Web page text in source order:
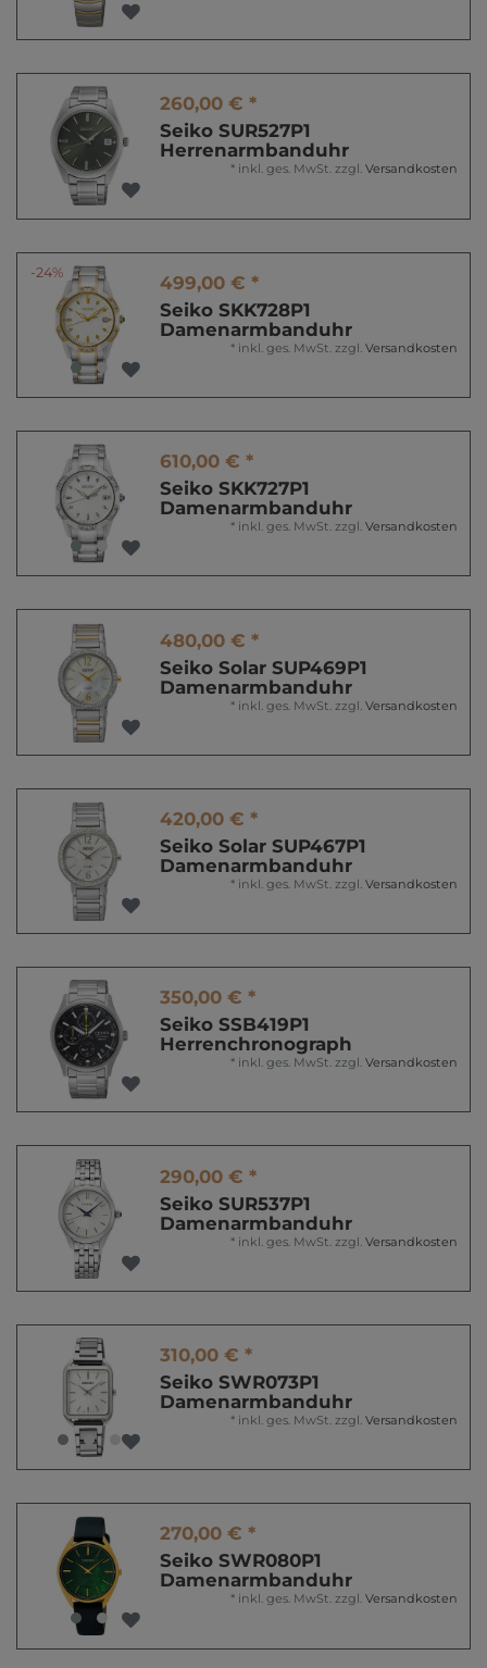
260,00 € *
Seiko SUR527P1
Herrenarmbanduhr
* inkl. ges. MwSt. zzgl. Versandkosten
-24%
499,00 € *
Seiko SKK728P1
Damenarmbanduhr
* inkl. ges. MwSt. zzgl. Versandkosten
610,00 € *
Seiko SKK727P1
Damenarmbanduhr
* inkl. ges. MwSt. zzgl. Versandkosten
480,00 € *
Seiko Solar SUP469P1
Damenarmbanduhr
* inkl. ges. MwSt. zzgl. Versandkosten
420,00 € *
Seiko Solar SUP467P1
Damenarmbanduhr
* inkl. ges. MwSt. zzgl. Versandkosten
350,00 € *
Seiko SSB419P1
Herrenchronograph
* inkl. ges. MwSt. zzgl. Versandkosten
290,00 € *
Seiko SUR537P1
Damenarmbanduhr
* inkl. ges. MwSt. zzgl. Versandkosten
310,00 € *
Seiko SWR073P1
Damenarmbanduhr
* inkl. ges. MwSt. zzgl. Versandkosten
270,00 € *
Seiko SWR080P1
Damenarmbanduhr
* inkl. ges. MwSt. zzgl. Versandkosten